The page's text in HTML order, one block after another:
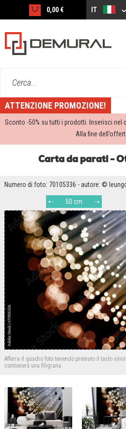
0,00 € IT
Cerca...
ATTENZIONE PROMOZIONE!
Sconto -50% su tutti i prodotti. Inserisci nel
Alla fine
Carta da parati -
Numero di foto: 70105336 - autore: ©
50 cm
Afferra il quadro foto tenendo premuto il tasto
contienerà una filigrana.